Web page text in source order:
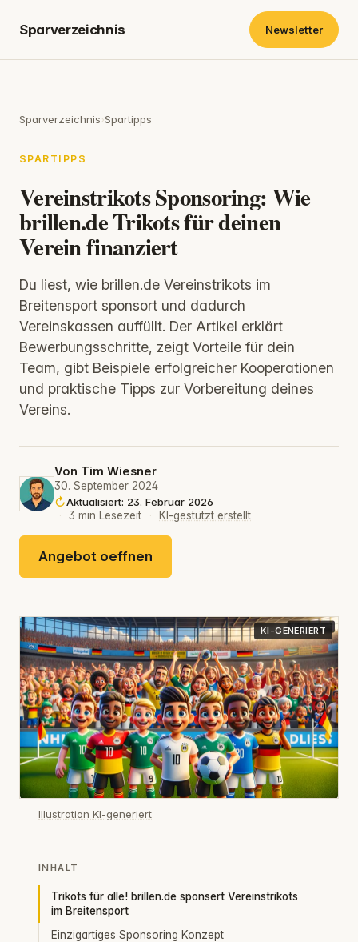
Sparverzeichnis Newsletter
Sparverzeichnis›Spartipps
SPARTIPPS
Vereinstrikots Sponsoring: Wie
brillen.de Trikots für deinen
Verein finanziert
Du liest, wie brillen.de Vereinstrikots im
Breitensport sponsort und dadurch
Vereinskassen auffüllt. Der Artikel erklärt
Bewerbungsschritte, zeigt Vorteile für dein
Team, gibt Beispiele erfolgreicher Kooperationen
und praktische Tipps zur Vorbereitung deines
Vereins.
Von Tim Wiesner
30. September 2024
Aktualisiert: 23. Februar 2026
·
3 min Lesezeit · KI-gestützt erstellt
Angebot oeffnen
KI-GENERIERT
Illustration KI-generiert
INHALT
Trikots für alle! brillen.de sponsert Vereinstrikots
im Breitensport
Einzigartiges Sponsoring Konzept